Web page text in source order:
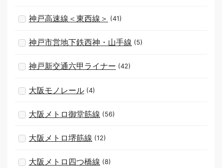
神戸高速線＜東西線＞ (41)
神戸市営地下鉄西神・山手線 (5)
神戸新交通六甲ライナー (42)
大阪モノレール (4)
大阪メトロ御堂筋線 (56)
大阪メトロ堺筋線 (12)
大阪メトロ四つ橋線 (8)